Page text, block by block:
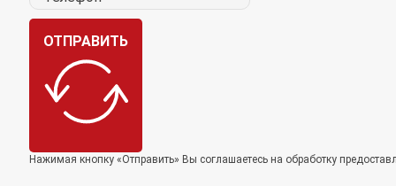
ОТПРАВИТЬ
Нажимая кнопку «Отправить» Вы соглашаетесь на обработку